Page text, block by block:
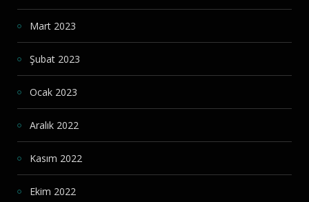
Mart 2023
Şubat 2023
Ocak 2023
Aralık 2022
Kasım 2022
Ekim 2022